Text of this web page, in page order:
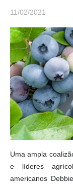
11/02/2021
Uma ampla
e líderes
americanos